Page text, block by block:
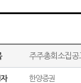
주주총회소집공
한양증권